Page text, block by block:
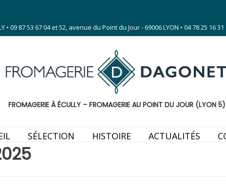
09 87 53 67 04 et 52, avenue du Point du Jour - 69006 LYON • 04 78 25 16 31
FROMAGERIE À ÉCULLY – FROMAGERIE AU POINT DU JOUR (LYON 5)
SÉLECTION HISTOIRE ACTUALITÉS